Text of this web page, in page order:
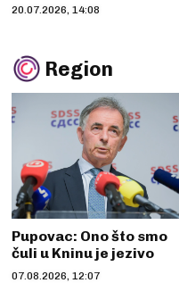
20.07.2026, 14:08
Region
Pupovac: Ono što smo
čuli u Kninu je jezivo
07.08.2026, 12:07